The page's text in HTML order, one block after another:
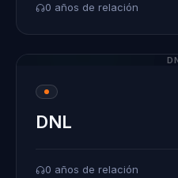
0 años de relación
DNL
0 años de relación